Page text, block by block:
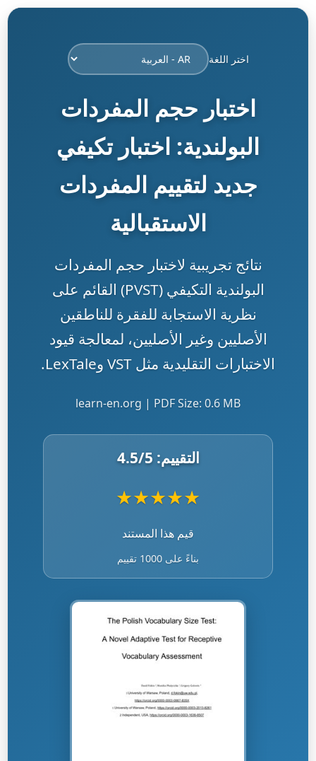
اختر اللغة
اختبار حجم المفردات
البولندية: اختبار تكيفي
جديد لتقييم المفردات
الاستقبالية
نتائج تجريبية لاختبار حجم المفردات
البولندية التكيفي (PVST) القائم على
نظرية الاستجابة للفقرة للناطقين
الأصليين وغير الأصليين، لمعالجة قيود
الاختبارات التقليدية مثل VST وLexTale.
learn-en.org | PDF Size: 0.6 MB
التقييم: 4.5/5
★
★
★
★
★
قيم هذا المستند
بناءً على 1000 تقييم